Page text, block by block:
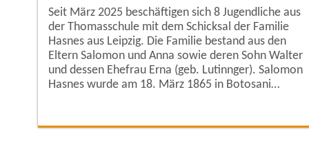
Seit März 2025 beschäftigen sich 8 Jugendliche aus
der Thomasschule mit dem Schicksal der Familie
Hasnes aus Leipzig. Die Familie bestand aus den
Eltern Salomon und Anna sowie deren Sohn Walter
und dessen Ehefrau Erna (geb. Lutinnger). Salomon
Hasnes wurde am 18. März 1865 in Botosani
Anna (geb. Cohn) kennen. Anna wurde am 17.